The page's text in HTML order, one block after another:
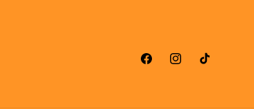
FacebookInstagramTikTok